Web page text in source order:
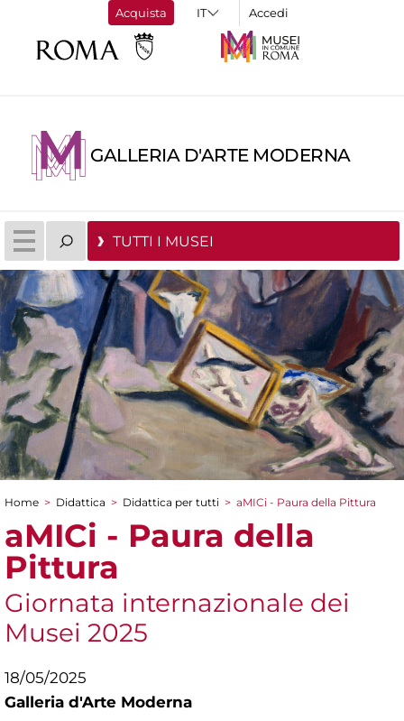
Acquista Accedi
GALLERIA D'ARTE MODERNA
TUTTI I MUSEI
Tu sei qui
Home > Didattica > Didattica per tutti > aMICi - Paura della Pittura
aMICi - Paura della
Pittura
Giornata internazionale dei
Musei 2025
18/05/2025
Galleria d'Arte Moderna